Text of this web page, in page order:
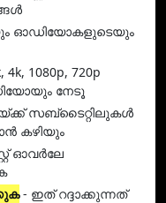
ഓഡിയോകളുടെയും
4k, 1080p, 720p
നേടൂ
സബ്‌ടൈറ്റിലുകൾ
കഴിയും
ഓവർലേ
- ഇത് റദ്ദാക്കുന്നത്